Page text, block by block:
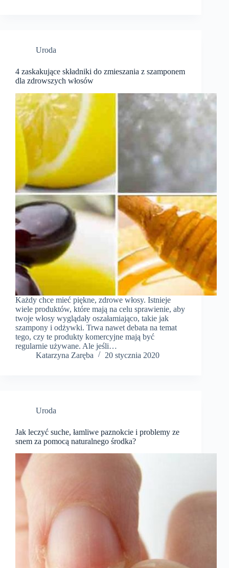
Uroda
4 zaskakujące składniki do zmieszania z szamponem
dla zdrowszych włosów
Każdy chce mieć piękne, zdrowe włosy. Istnieje
wiele produktów, które mają na celu sprawienie, aby
twoje włosy wyglądały oszałamiająco, takie jak
szampony i odżywki. Trwa nawet debata na temat
tego, czy te produkty komercyjne mają być
regularnie używane. Ale jeśli…
Katarzyna Zaręba
20 stycznia 2020
Uroda
Jak leczyć suche, łamliwe paznokcie i problemy ze
snem za pomocą naturalnego środka?